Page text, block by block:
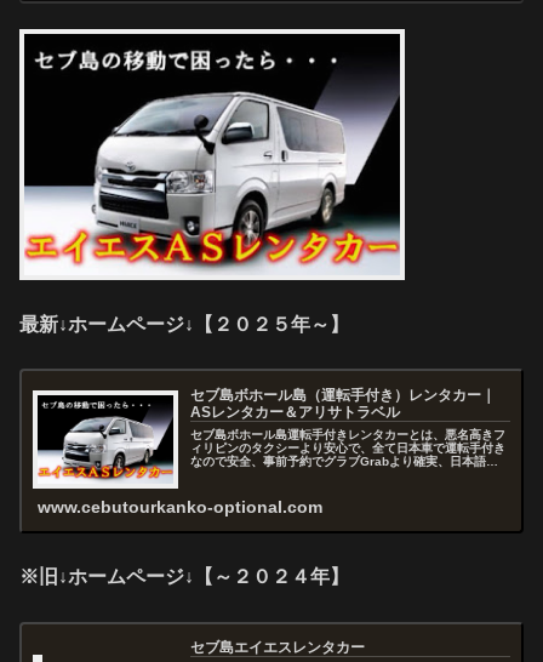
最新↓ホームページ↓【２０２５年～】
セブ島ボホール島（運転手付き）レンタカー｜
ASレンタカー＆アリサトラベル
セブ島ボホール島運転手付きレンタカーとは、悪名高きフ
ィリピンのタクシーより安心で、全て日本車で運転手付き
なので安全、事前予約でグラブGrabより確実、日本語で
www.cebutourkanko-optional.com
※旧↓ホームページ↓【～２０２４年】
セブ島エイエスレンタカー